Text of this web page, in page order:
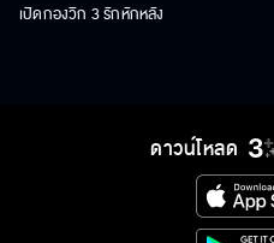
เปิดกองวิก 3 รักหักหลัง
ดาวน์โหลด